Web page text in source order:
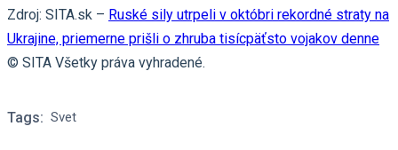
Zdroj: SITA.sk – Ruské sily utrpeli v októbri rekordné straty na
Ukrajine, priemerne prišli o zhruba tisícpäťsto vojakov denne
© SITA Všetky práva vyhradené.
Tags: Svet